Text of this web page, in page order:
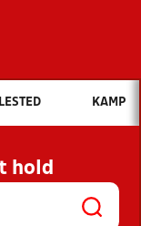
vil du søge efter?
OG NYHEDER
OG
KAMP
hold